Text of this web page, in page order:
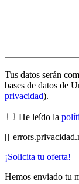
Tus datos serán
bases de datos de
privacidad).
He leído la
[[
¡Solicita tu oferta!
Hemos enviado tu